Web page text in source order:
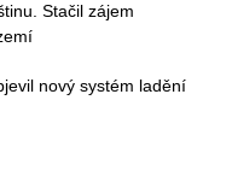
Stačil zájem
nový systém ladění